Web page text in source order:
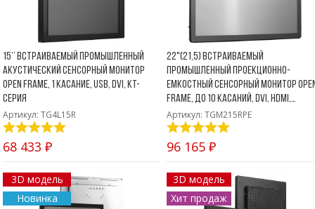
15’’ Встраиваемый промышленный
акустический сенсорный монитор
Open Frame, 1 касание, USB, DVI, KT-
серия
Артикул: TG4L15R
68 433 ₽
22"(21,5) Встраиваемый
промышленный проекционно-
емкостный сенсорный монитор
Frame, до 10 касаний, DVI, HDMI,
PureFlat-серия
Артикул: TGM215RPE
96 165 ₽
3D модель
Новинка
3D модель
Хит продаж